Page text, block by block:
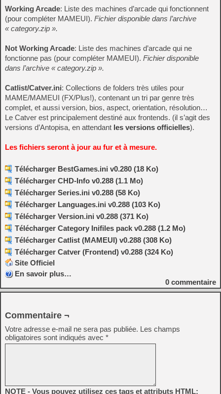
Working Arcade: Liste des machines d’arcade qui fonctionnent
(pour compléter MAMEUI). Fichier disponible dans l’archive
« category.zip ».
Not Working Arcade: Liste des machines d’arcade qui ne
fonctionne pas (pour compléter MAMEUI). Fichier disponible
dans l’archive « category.zip ».
Catlist/Catver.ini: Collections de folders très utiles pour
MAME/MAMEUI (FX/Plus!), contenant un tri par genre très
complet, et aussi version, bios, aspect, orientation, résolution…
Le Catver est principalement destiné aux frontends. (il s’agit des
versions d’Antopisa, en attendant les versions officielles).
Les fichiers seront à jour au fur et à mesure.
Télécharger BestGames.ini v0.280 (18 Ko)
Télécharger CHD-Info v0.288 (1.1 Mo)
Télécharger Series.ini v0.288 (58 Ko)
Télécharger Languages.ini v0.288 (103 Ko)
Télécharger Version.ini v0.288 (371 Ko)
Télécharger Category Inifiles pack v0.288 (1.2 Mo)
Télécharger Catlist (MAMEUI) v0.288 (308 Ko)
Télécharger Catver (Frontend) v0.288 (324 Ko)
Site Officiel
En savoir plus…
0 commentaire
Commentaire ¬
Votre adresse e-mail ne sera pas publiée. Les champs
obligatoires sont indiqués avec *
NOTE - Vous pouvez utilisez ces tags et attributs HTML: